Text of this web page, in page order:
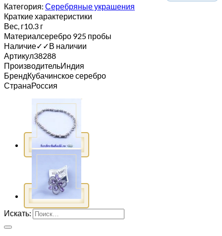
Категория: Серебряные украшения
Краткие характеристики
Вес, г10.3 г
Материалсеребро 925 пробы
Наличие✓ ✓В наличии
Артикул38288
ПроизводительИндия
БрендКубачинское серебро
СтранаРоссия
Искать: